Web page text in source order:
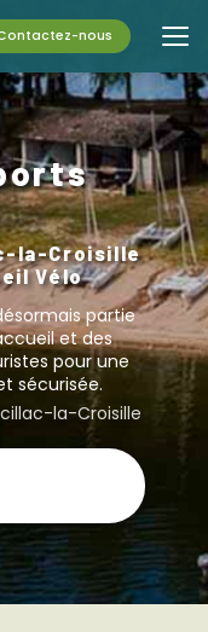
nous
la-Croisille
Vélo
partie
et des
pour une
sécurisée.
la-Croisille